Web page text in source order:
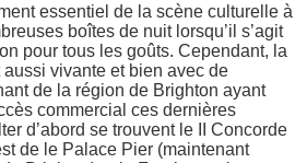
essentiel de la scène culturelle à
boîtes de nuit lorsqu’il s’agit
pour tous les goûts. Cependant, la
vivante et bien avec de
de la région de Brighton ayant
commercial ces dernières
d’abord se trouvent le II Concorde
de le Palace Pier (maintenant